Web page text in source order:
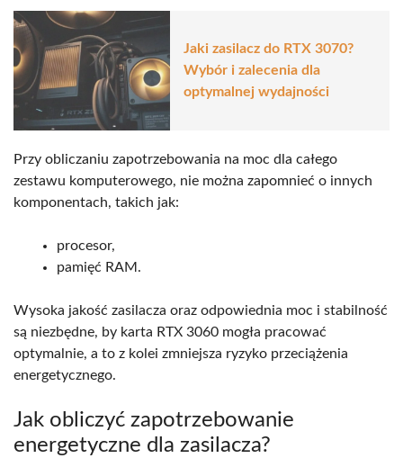
Jaki zasilacz do RTX 3070?
Wybór i zalecenia dla
optymalnej wydajności
Przy obliczaniu zapotrzebowania na moc dla całego
zestawu komputerowego, nie można zapomnieć o innych
komponentach, takich jak:
procesor,
pamięć RAM.
Wysoka jakość zasilacza oraz odpowiednia moc i stabilność
są niezbędne, by karta RTX 3060 mogła pracować
optymalnie, a to z kolei zmniejsza ryzyko przeciążenia
energetycznego.
Jak obliczyć zapotrzebowanie
energetyczne dla zasilacza?